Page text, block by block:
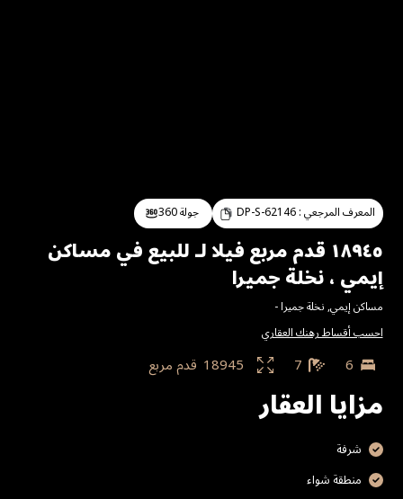
المعرف المرجعي :DP-S-62146 جولة 360
١٨٩٤٥ قدم مربع فيلا لـ للبيع في مساكن
إيمي ، نخلة جميرا
مساكن إيمي,نخلة جميرا-
احسب أقساط رهنك العقاري
6
7
18945 قدم مربع
مزايا العقار
شرفة
منطقة شواء